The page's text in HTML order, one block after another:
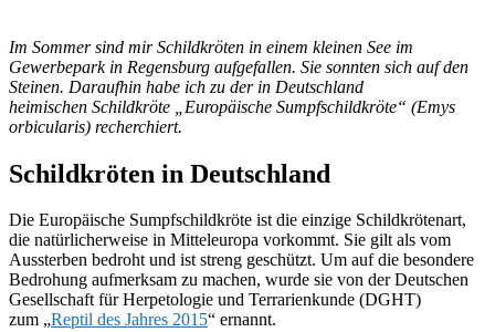
Im Sommer sind mir Schildkröten in einem kleinen See im
Gewerbepark in Regensburg aufgefallen. Sie sonnten sich auf den
Steinen. Daraufhin habe ich zu der in Deutschland
heimischen Schildkröte „Europäische Sumpfschildkröte“ (Emys
orbicularis) recherchiert.
Schildkröten in Deutschland
Die Europäische Sumpfschildkröte ist die einzige Schildkrötenart,
die natürlicherweise in Mitteleuropa vorkommt. Sie gilt als vom
Aussterben bedroht und ist streng geschützt. Um auf die besondere
Bedrohung aufmerksam zu machen, wurde sie von der Deutschen
Gesellschaft für Herpetologie und Terrarienkunde (DGHT)
zum „Reptil des Jahres 2015“ ernannt.